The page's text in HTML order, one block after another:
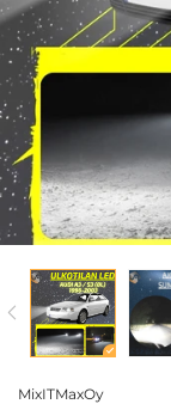
MixITMaxOy